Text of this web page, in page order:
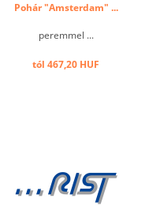
Pohár "Amsterdam" ...
peremmel ...
tól 467,20 HUF